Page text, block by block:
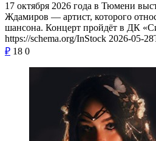
17 октября 2026 года в Тюмени
Ждамиров — артист, которого
шансона. Концерт пройдёт в ДК
https://schema.org/InStock 2026-05-
₽ 18 0